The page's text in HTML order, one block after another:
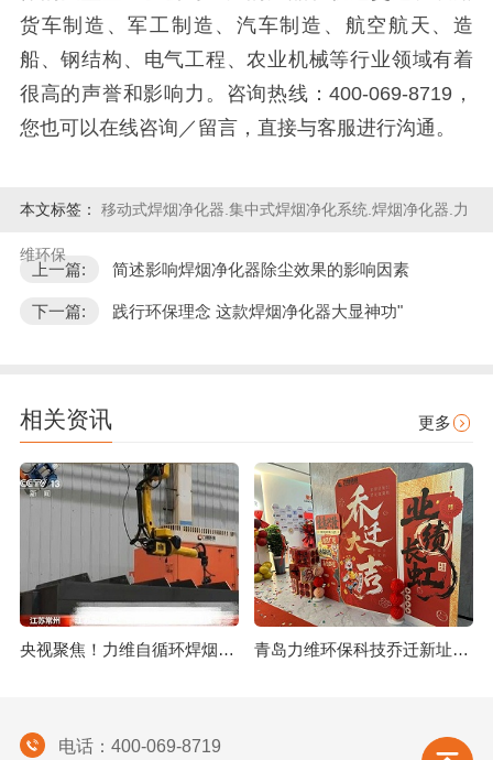
货车制造、军工制造、汽车制造、航空航天、造
船、钢结构、电气工程、农业机械等行业领域有着
很高的声誉和影响力。咨询热线：400-069-8719，
您也可以在线咨询／留言，直接与客服进行沟通。
本文标签： 移动式焊烟净化器.集中式焊烟净化系统.焊烟净化器.力
维环保
上一篇: 简述影响焊烟净化器除尘效果的影响因素
下一篇: 践行环保理念 这款焊烟净化器大显神功"
相关资讯 更多
央视聚焦！力维自循环焊烟净化器助力变压器巨头打造绿色智造新标杆 青岛力维环保科技乔迁新址：启航绿色发展新征程
电话：400-069-8719